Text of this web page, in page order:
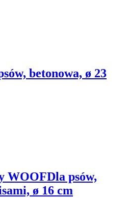
betonowa, ø 23
WOOFDla psów,
ø 16 cm